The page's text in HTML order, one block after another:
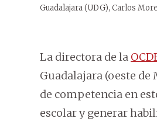
Guadalajara (UDG), Carlos
La directora de la
Guadalajara (oeste
de competencia en
escolar y generar